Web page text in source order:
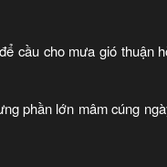
cầu cho mưa gió thuận
phần lớn mâm cúng